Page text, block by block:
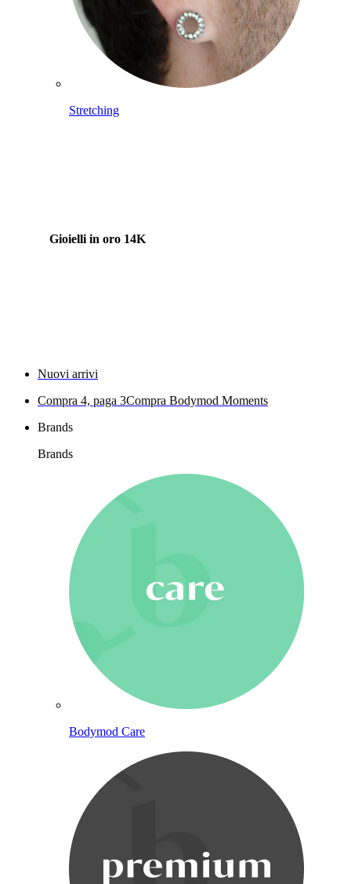
Stretching
Gioielli in oro 14K
Nuovi arrivi
Compra 4, paga 3Compra Bodymod Moments
Brands
Brands
Bodymod Care